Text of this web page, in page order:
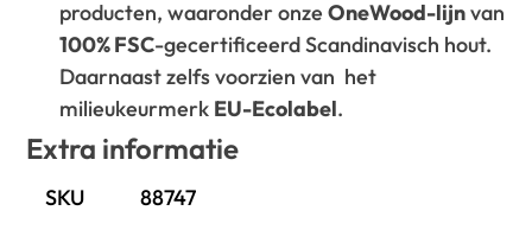
producten, waaronder onzeOneWood-lijnvan
100% FSC-gecertificeerd Scandinavisch hout.
Daarnaast zelfs voorzien van het
milieukeurmerk EU-Ecolabel.
Extra informatie
SKU 88747